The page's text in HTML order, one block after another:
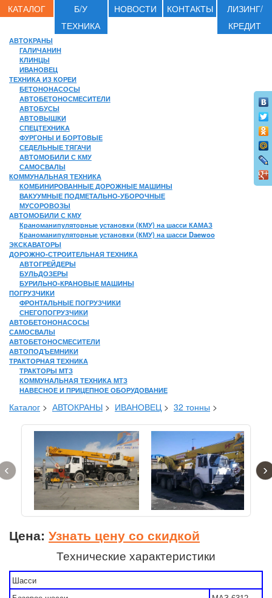
КАТАЛОГ
Б/У
ТЕХНИКА
НОВОСТИ КОНТАКТЫ
ЛИЗИНГ/
КРЕДИТ
АВТОКРАНЫ
ГАЛИЧАНИН
КЛИНЦЫ
ИВАНОВЕЦ
ТЕХНИКА ИЗ КОРЕИ
БЕТОНОНАСОСЫ
АВТОБЕТОНОСМЕСИТЕЛИ
АВТОБУСЫ
АВТОВЫШКИ
СПЕЦТЕХНИКА
ФУРГОНЫ И БОРТОВЫЕ
СЕДЕЛЬНЫЕ ТЯГАЧИ
АВТОМОБИЛИ С КМУ
САМОСВАЛЫ
КОММУНАЛЬНАЯ ТЕХНИКА
КОМБИНИРОВАННЫЕ ДОРОЖНЫЕ МАШИНЫ
ВАКУУМНЫЕ ПОДМЕТАЛЬНО-УБОРОЧНЫЕ
МУСОРОВОЗЫ
АВТОМОБИЛИ С КМУ
Краноманипуляторные установки (КМУ) на шасси КАМАЗ
Краноманипуляторные установки (КМУ) на шасси Daewoo
ЭКСКАВАТОРЫ
ДОРОЖНО-СТРОИТЕЛЬНАЯ ТЕХНИКА
АВТОГРЕЙДЕРЫ
БУЛЬДОЗЕРЫ
БУРИЛЬНО-КРАНОВЫЕ МАШИНЫ
ПОГРУЗЧИКИ
ФРОНТАЛЬНЫЕ ПОГРУЗЧИКИ
СНЕГОПОГРУЗЧИКИ
АВТОБЕТОНОНАСОСЫ
САМОСВАЛЫ
АВТОБЕТОНОСМЕСИТЕЛИ
АВТОПОДЪЕМНИКИ
ТРАКТОРНАЯ ТЕХНИКА
ТРАКТОРЫ МТЗ
КОММУНАЛЬНАЯ ТЕХНИКА МТЗ
НАВЕСНОЕ И ПРИЦЕПНОЕ ОБОРУДОВАНИЕ
Каталог > АВТОКРАНЫ > ИВАНОВЕЦ > 32 тонны >
‹ ›
Цена: Узнать цену со скидкой
Технические характеристики
Шасси